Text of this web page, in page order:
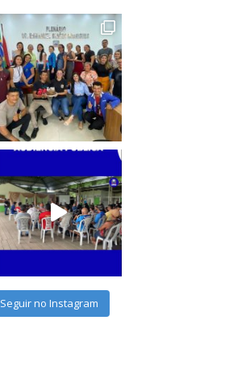
Seguir no Instagram